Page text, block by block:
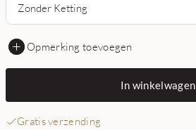
Zonder Ketting
Opmerking toevoegen
In winkelwagen
Gratis verzending